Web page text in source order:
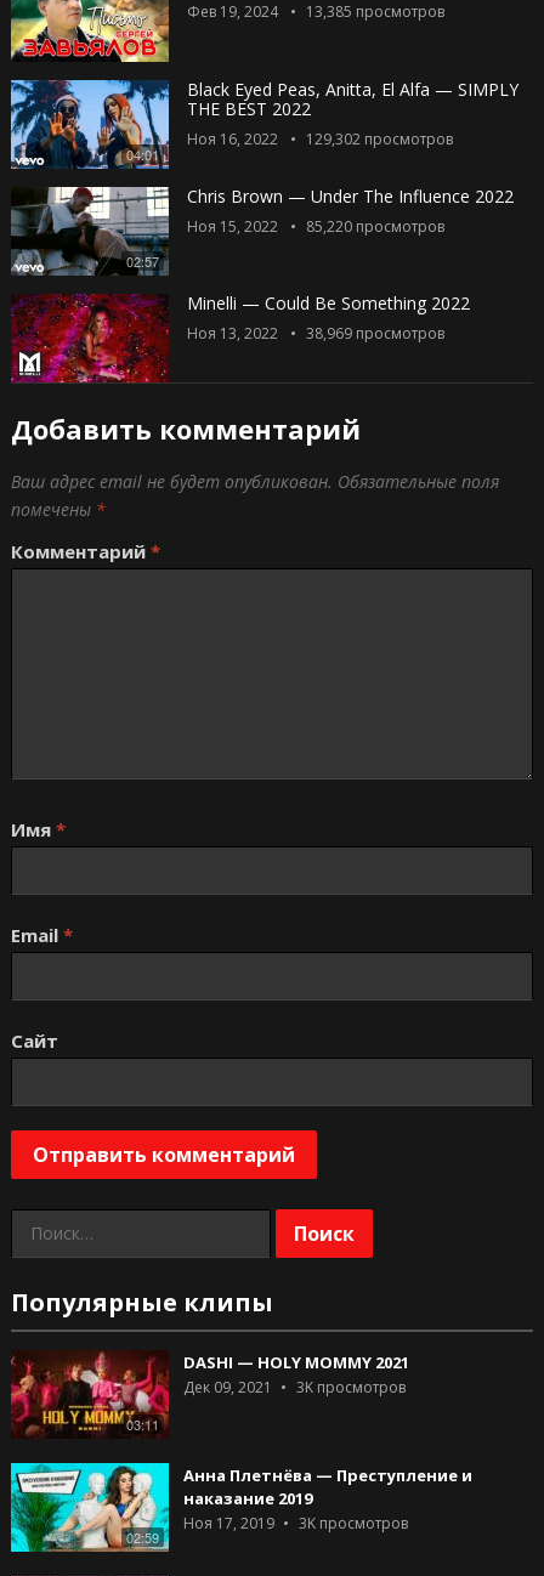
Фев 19, 2024 13,385 просмотров
04:01
Black Eyed Peas, Anitta, El Alfa — SIMPLY
THE BEST 2022
Ноя 16, 2022 129,302просмотров
02:57
Chris Brown — Under The Influence 2022
Ноя 15, 2022 85,220просмотров
Minelli — Could Be Something 2022
Ноя 13, 2022 38,969просмотров
Добавить комментарий
Ваш адрес email не будет опубликован. Обязательные поля
помечены *
Комментарий *
Имя *
Email *
Сайт
Найти:
Популярные клипы
03:11
DASHI — HOLY MOMMY 2021
Дек 09, 2021 3Kпросмотров
02:59
Анна Плетнёва — Преступление и
наказание 2019
Ноя 17, 2019 3Kпросмотров